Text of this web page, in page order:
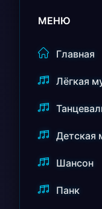
МЕНЮ
Главная
Лёгкая
Детская
Шансон
Панк